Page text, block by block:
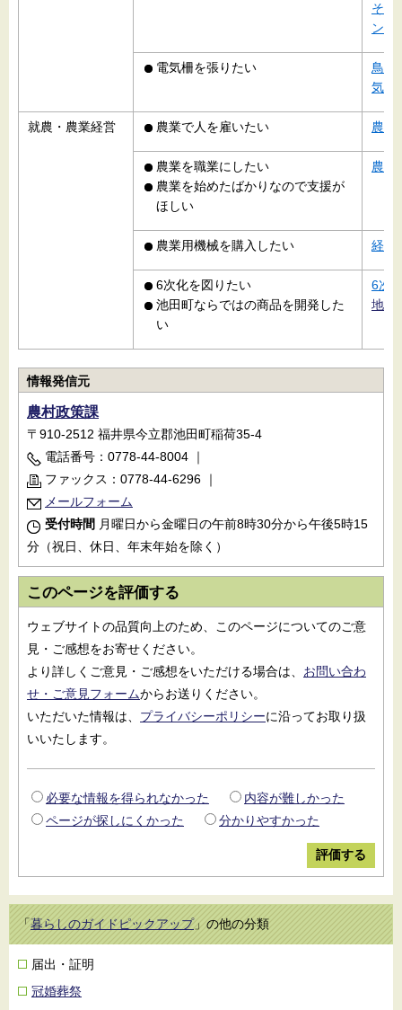
その
ン、
電気柵を張りたい
鳥獣
気柵
就農・農業経営 農業で人を雇いたい 農の
農業を職業にしたい
農業を始めたばかりなので支援が
ほしい
農業
農業用機械を購入したい 経営
6次化を図りたい
池田町ならではの商品を開発した
い
6次
地域
情報発信元
農村政策課
〒910-2512 福井県今立郡池田町稲荷35-4
電話番号：0778-44-8004 ｜
ファックス：0778-44-6296 ｜
メールフォーム
受付時間 月曜日から金曜日の午前8時30分から午後5時15
分（祝日、休日、年末年始を除く）
このページを評価する
ウェブサイトの品質向上のため、このページについてのご意
見・ご感想をお寄せください。
より詳しくご意見・ご感想をいただける場合は、 お問い合わ
せ・ご意見フォームからお送りください。
いただいた情報は、 プライバシーポリシーに沿ってお取り扱
いいたします。
必要な情報を得られなかった
内容が難しかった
ページが探しにくかった
分かりやすかった
「暮らしのガイドピックアップ」の他の分類
届出・証明
冠婚葬祭